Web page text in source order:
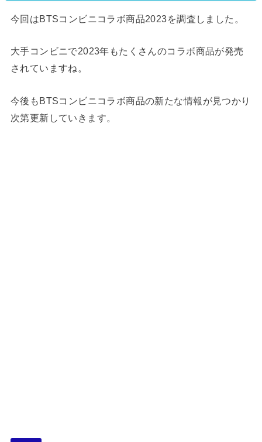
今回はBTSコンビニコラボ商品2023を調査しました。
大手コンビニで2023年もたくさんのコラボ商品が発売
されていますね。
今後もBTSコンビニコラボ商品の新たな情報が見つかり
次第更新していきます。